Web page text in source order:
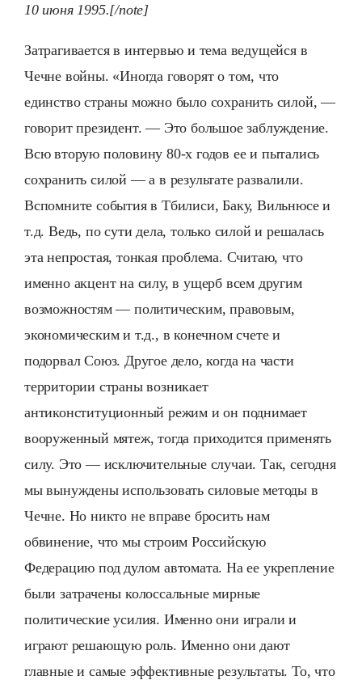
10 июня 1995.[/note]
Затрагивается в интервью и тема ведущейся в
Чечне войны. «Иногда говорят о том, что
единство страны можно было сохранить силой, —
говорит президент. — Это большое заблуждение.
Всю вторую половину 80-х годов ее и пытались
сохранить силой — а в результате развалили.
Вспомните события в Тбилиси, Баку, Вильнюсе и
т.д. Ведь, по сути дела, только силой и решалась
эта непростая, тонкая проблема. Считаю, что
именно акцент на силу, в ущерб всем другим
возможностям — политическим, правовым,
экономическим и т.д., в конечном счете и
подорвал Союз. Другое дело, когда на части
территории страны возникает
антиконституционный режим и он поднимает
вооруженный мятеж, тогда приходится применять
силу. Это — исключительные случаи. Так, сегодня
мы вынуждены использовать силовые методы в
Чечне. Но никто не вправе бросить нам
обвинение, что мы строим Российскую
Федерацию под дулом автомата. На ее укрепление
были затрачены колоссальные мирные
политические усилия. Именно они играли и
играют решающую роль. Именно они дают
главные и самые эффективные результаты. То, что